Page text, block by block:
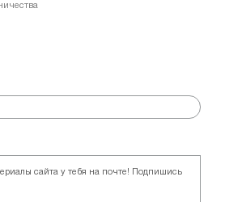
сайта у тебя на почте! Подпишись